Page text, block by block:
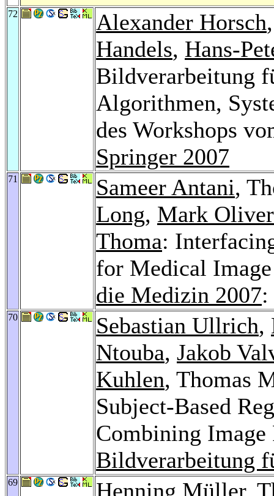
72 Alexander Horsch
Handels, Hans-
Bildverarbeitung
Algorithmen,
des Workshops
Springer 2007
71 Sameer Antani,
Long, Mark
Thoma:
for Medical
die Medizin 2007
70 Sebastian Ullrich,
Ntouba, Jakob
Kuhlen, Thomas
Subject-Based
Combining Image
Bildverarbeitung
69 Henning Müller,